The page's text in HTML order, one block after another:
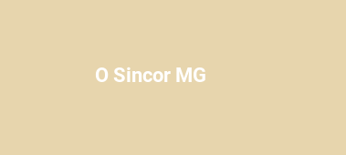
O Sincor MG